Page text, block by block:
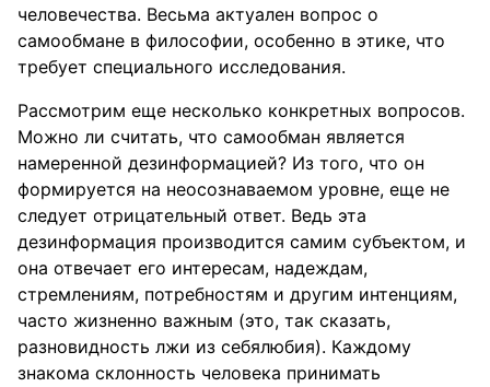
человечества. Весьма актуален вопрос о
самообмане в философии, особенно в этике, что
требует специального исследования.
Рассмотрим еще несколько конкретных вопросов.
Можно ли считать, что самообман является
намеренной дезинформацией? Из того, что он
формируется на неосознаваемом уровне, еще не
следует отрицательный ответ. Ведь эта
дезинформация производится самим субъектом, и
она отвечает его интересам, надеждам,
стремлениям, потребностям и другим интенциям,
часто жизненно важным (это, так сказать,
разновидность лжи из себялюбия). Каждому
знакома склонность человека принимать